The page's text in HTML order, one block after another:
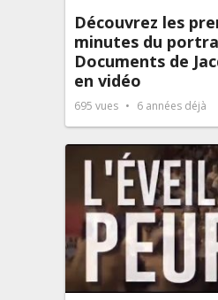
Découvrez les
minutes du
Documents de
en vidéo
695 vues 6 années déjà